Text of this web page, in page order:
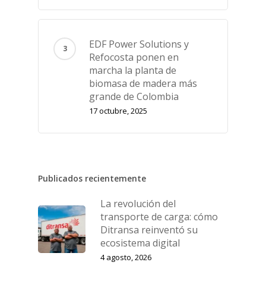
EDF Power Solutions y
Refocosta ponen en
marcha la planta de
biomasa de madera más
grande de Colombia
17 octubre, 2025
Publicados recientemente
La revolución del
transporte de carga: cómo
Ditransa reinventó su
ecosistema digital
4 agosto, 2026